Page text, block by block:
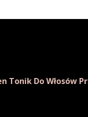
Tonik Do Włosów